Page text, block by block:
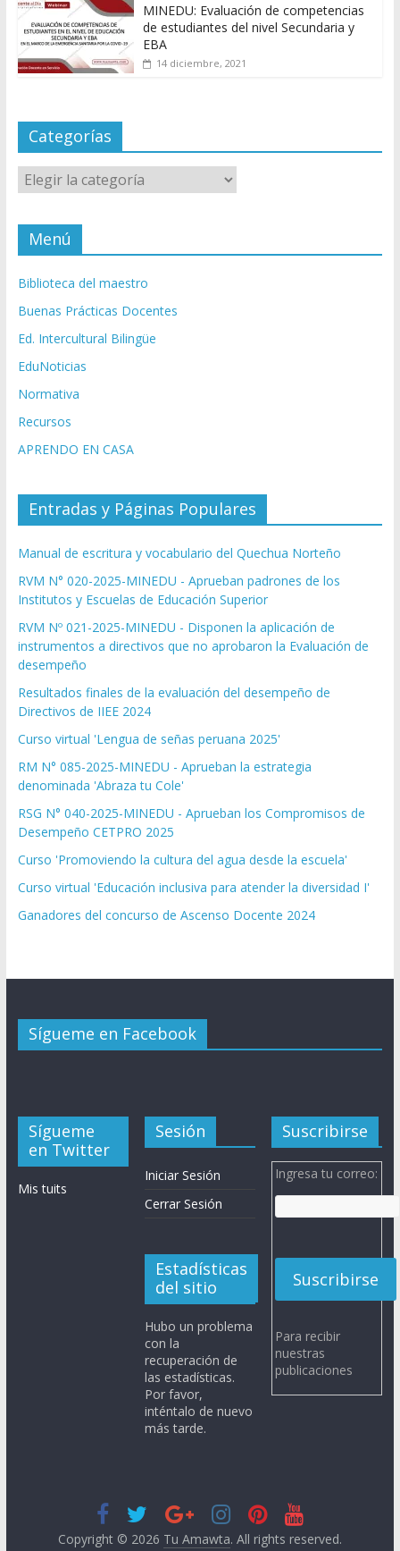
MINEDU: Evaluación de competencias
de estudiantes del nivel Secundaria y
EBA
14 diciembre, 2021
Categorías
Categorías
Menú
Biblioteca del maestro
Buenas Prácticas Docentes
Ed. Intercultural Bilingüe
EduNoticias
Normativa
Recursos
APRENDO EN CASA
Entradas y Páginas Populares
Manual de escritura y vocabulario del Quechua Norteño
RVM N° 020-2025-MINEDU - Aprueban padrones de los
Institutos y Escuelas de Educación Superior
RVM Nº 021-2025-MINEDU - Disponen la aplicación de
instrumentos a directivos que no aprobaron la Evaluación de
desempeño
Resultados finales de la evaluación del desempeño de
Directivos de IIEE 2024
Curso virtual 'Lengua de señas peruana 2025'
RM N° 085-2025-MINEDU - Aprueban la estrategia
denominada 'Abraza tu Cole'
RSG N° 040-2025-MINEDU - Aprueban los Compromisos de
Desempeño CETPRO 2025
Curso 'Promoviendo la cultura del agua desde la escuela'
Curso virtual 'Educación inclusiva para atender la diversidad I'
Ganadores del concurso de Ascenso Docente 2024
Sígueme en Facebook
Sígueme
en Twitter
Mis tuits
Sesión
Iniciar Sesión
Cerrar Sesión
Estadísticas
del sitio
Hubo un problema
con la
recuperación de
las estadísticas.
Por favor,
inténtalo de nuevo
más tarde.
Suscribirse
Ingresa tu correo:
Para recibir
nuestras
publicaciones
Copyright © 2026 Tu Amawta. All rights reserved.